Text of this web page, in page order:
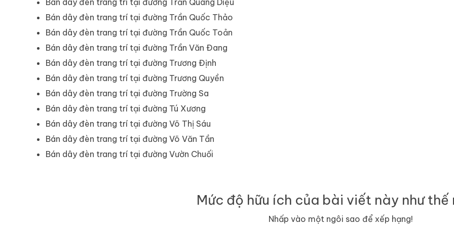
Bán dây đèn trang trí tại đường Trần Quốc Thảo
Bán dây đèn trang trí tại đường Trần Quốc Toản
Bán dây đèn trang trí tại đường Trần Văn Đang
Bán dây đèn trang trí tại đường Trương Định
Bán dây đèn trang trí tại đường Trương Quyền
Bán dây đèn trang trí tại đường Trường Sa
Bán dây đèn trang trí tại đường Tú Xương
Bán dây đèn trang trí tại đường Võ Thị Sáu
Bán dây đèn trang trí tại đường Võ Văn Tần
Bán dây đèn trang trí tại đường Vườn Chuối
Mức độ hữu ích của bài viết này như thế
Nhấp vào một ngôi sao để xếp hạng!